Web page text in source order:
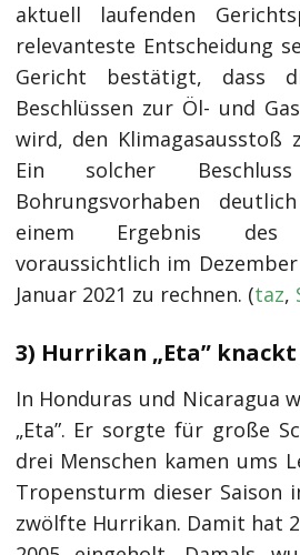
aktuell laufenden
relevanteste Entscheidung
Gericht bestätigt, dass
Beschlüssen zur Öl- und
wird, den Klimagasausstoß
Ein solcher
Bohrungsvorhaben
einem Ergebnis des
voraussichtlich im
Januar 2021 zu rechnen. (taz,
3) Hurrikan „Eta”
In Honduras und Nicaragua
„Eta”. Er sorgte für große
drei Menschen kamen ums
Tropensturm dieser Saison
zwölfte Hurrikan. Damit hat